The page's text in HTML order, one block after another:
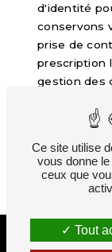
d'identité
conservons
prise de
prescription
gestion des
vous
pour plus
Ce site utilise
vous donne
ceux que
Tout